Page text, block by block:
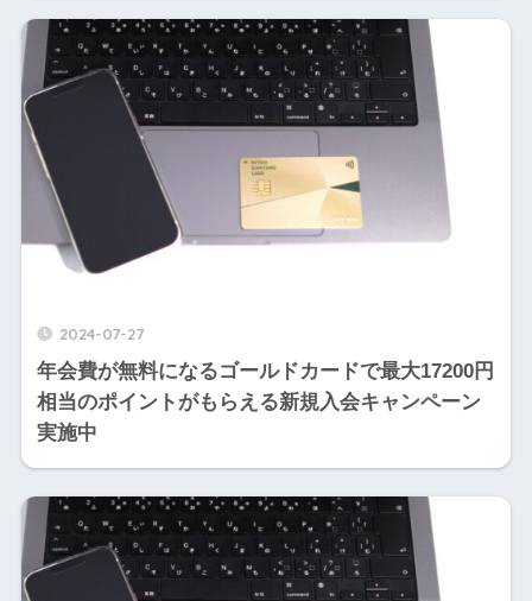
2024-07-27
年会費が無料になるゴールドカードで最大17200円
相当のポイントがもらえる新規入会キャンペーン
実施中